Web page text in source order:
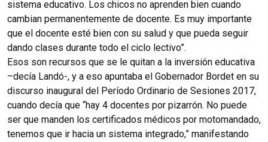
sistema educativo. Los chicos no aprenden bien cuando
cambian permanentemente de docente. Es muy importante
que el docente esté bien con su salud y que pueda seguir
dando clases durante todo el ciclo lectivo”.
Esos son recursos que se le quitan a la inversión educativa
–decía Landó-, y a eso apuntaba el Gobernador Bordet en su
discurso inaugural del Período Ordinario de Sesiones 2017,
cuando decía que “hay 4 docentes por pizarrón. No puede
ser que manden los certificados médicos por motomandado,
tenemos que ir hacia un sistema integrado,” manifestando